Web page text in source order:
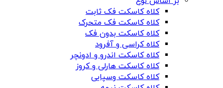
کلاه کاسکت فک ثابت
کلاه کاسکت فک متحرک
کلاه کاسکت بدون فک
کلاه کراسی و آفرود
کلاه کاسکت اندرو و ادونچر
کلاه کاسکت هارلی و کروز
کلاه کاسکت وسپایی